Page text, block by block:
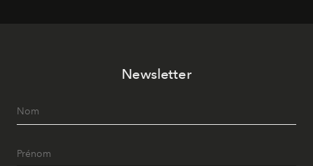
Newsletter